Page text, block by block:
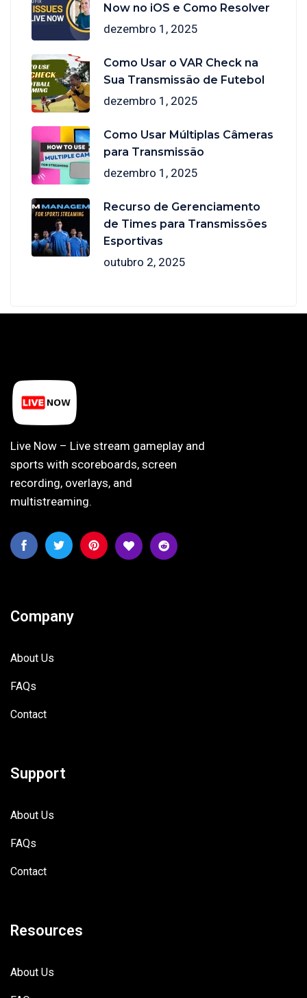
Now no iOS e Como Resolver
dezembro 1, 2025
Como Usar o VAR Check na
Sua Transmissão de Futebol
dezembro 1, 2025
Como Usar Múltiplas Câmeras
para Transmissão
dezembro 1, 2025
Recurso de Gerenciamento
de Times para Transmissões
Esportivas
outubro 2, 2025
Live Now – Live stream gameplay and
sports with scoreboards, screen
recording, overlays, and
multistreaming.
Company
About Us
FAQs
Contact
Support
About Us
FAQs
Contact
Resources
About Us